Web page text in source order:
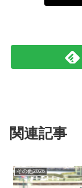
関連記事
その他2026